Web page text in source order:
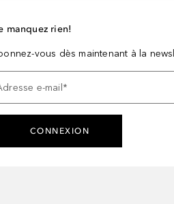
manquez rien!
vous dès maintenant à la
e-mail *
CONNEXION